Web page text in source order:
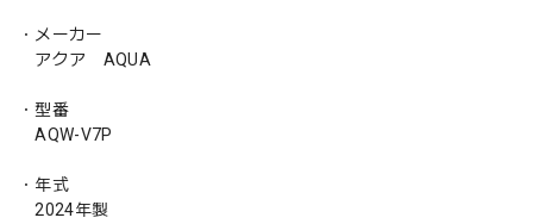
・メーカー
アクア AQUA
・型番
AQW-V7P
・年式
2024年製